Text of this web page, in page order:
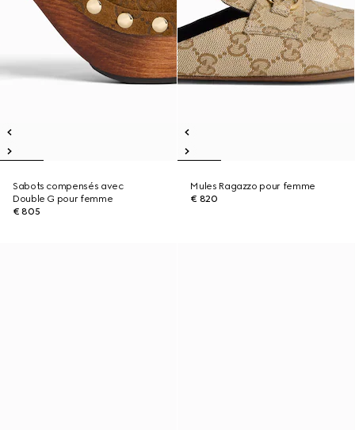
Sabots compensés avec
Double G pour femme
€ 805
Mules Ragazzo pour femme
€ 820